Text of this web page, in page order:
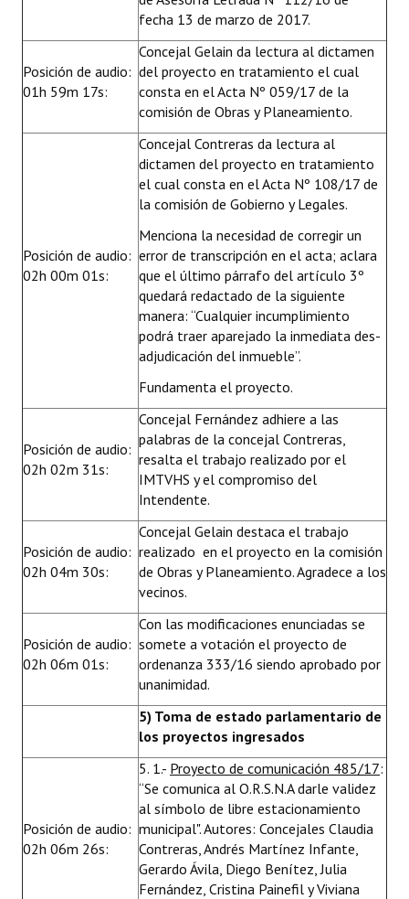
fecha 13 de marzo de 2017.
Posición de audio:
01h 59m 17s:
Concejal Gelain da lectura al dictamen
del proyecto en tratamiento el cual
consta en el Acta Nº 059/17 de la
comisión de Obras y Planeamiento.
Posición de audio:
02h 00m 01s:
Concejal Contreras da lectura al
dictamen del proyecto en tratamiento
el cual consta en el Acta Nº 108/17 de
la comisión de Gobierno y Legales.
Menciona la necesidad de corregir un
error de transcripción en el acta; aclara
que el último párrafo del artículo 3º
quedará redactado de la siguiente
manera: “Cualquier incumplimiento
podrá traer aparejado la inmediata des-
adjudicación del inmueble”.
Fundamenta el proyecto.
Posición de audio:
02h 02m 31s:
Concejal Fernández adhiere a las
palabras de la concejal Contreras,
resalta el trabajo realizado por el
IMTVHS y el compromiso del
Intendente.
Posición de audio:
02h 04m 30s:
Concejal Gelain destaca el trabajo
realizado en el proyecto en la comisión
de Obras y Planeamiento. Agradece a los
vecinos.
Posición de audio:
02h 06m 01s:
Con las modificaciones enunciadas se
somete a votación el proyecto de
ordenanza 333/16 siendo aprobado por
unanimidad.
5) Toma de estado parlamentario de
los proyectos ingresados
Posición de audio:
02h 06m 26s:
5. 1.- Proyecto de comunicación 485/17:
“Se comunica al O.R.S.N.A darle validez
al símbolo de libre estacionamiento
municipal". Autores: Concejales Claudia
Contreras, Andrés Martínez Infante,
Gerardo Ávila, Diego Benítez, Julia
Fernández, Cristina Painefil y Viviana